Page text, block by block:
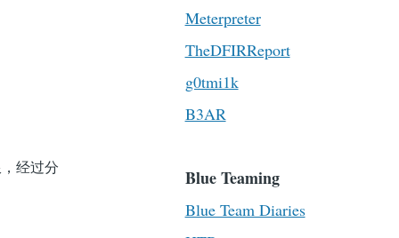
经过分
Meterpreter
TheDFIRReport
g0tmi1k
B3AR
Blue Teaming
Blue Team Diaries